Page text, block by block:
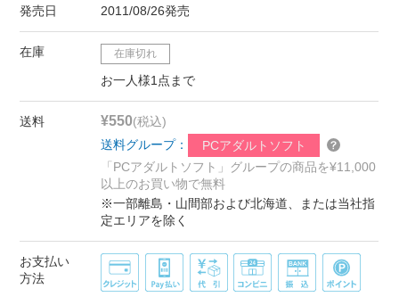
発売日 2011/08/26発売
在庫 在庫切れ
お一人様1点まで
送料 ¥550(税込)
送料グループ：
PCアダルトソフト
「PCアダルトソフト」グループの商品を¥11,000
以上のお買い物で無料
※一部離島・山間部および北海道、または当社指
定エリアを除く
お支払い
方法